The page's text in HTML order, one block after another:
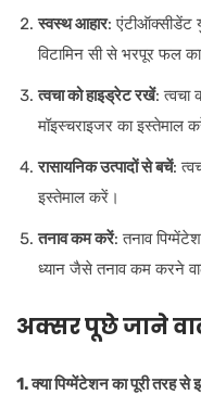
स्वस्थ आहार: एंटीऑक्सीडेंट
विटामिन सी से भरपूर फल
त्वचा को हाइड्रेट रखें: त्वचा
मॉइस्चराइजर का इस्तेमाल
रासायनिक उत्पादों से बचें:
इस्तेमाल करें।
तनाव कम करें: तनाव
ध्यान जैसे तनाव कम करने
अक्सर पूछे जाने
1. क्या पिग्मेंटेशन का पूरी तरह से